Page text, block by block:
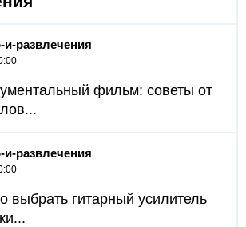
и-развлечения
фильм: советы от
и-развлечения
выбрать гитарный усилитель